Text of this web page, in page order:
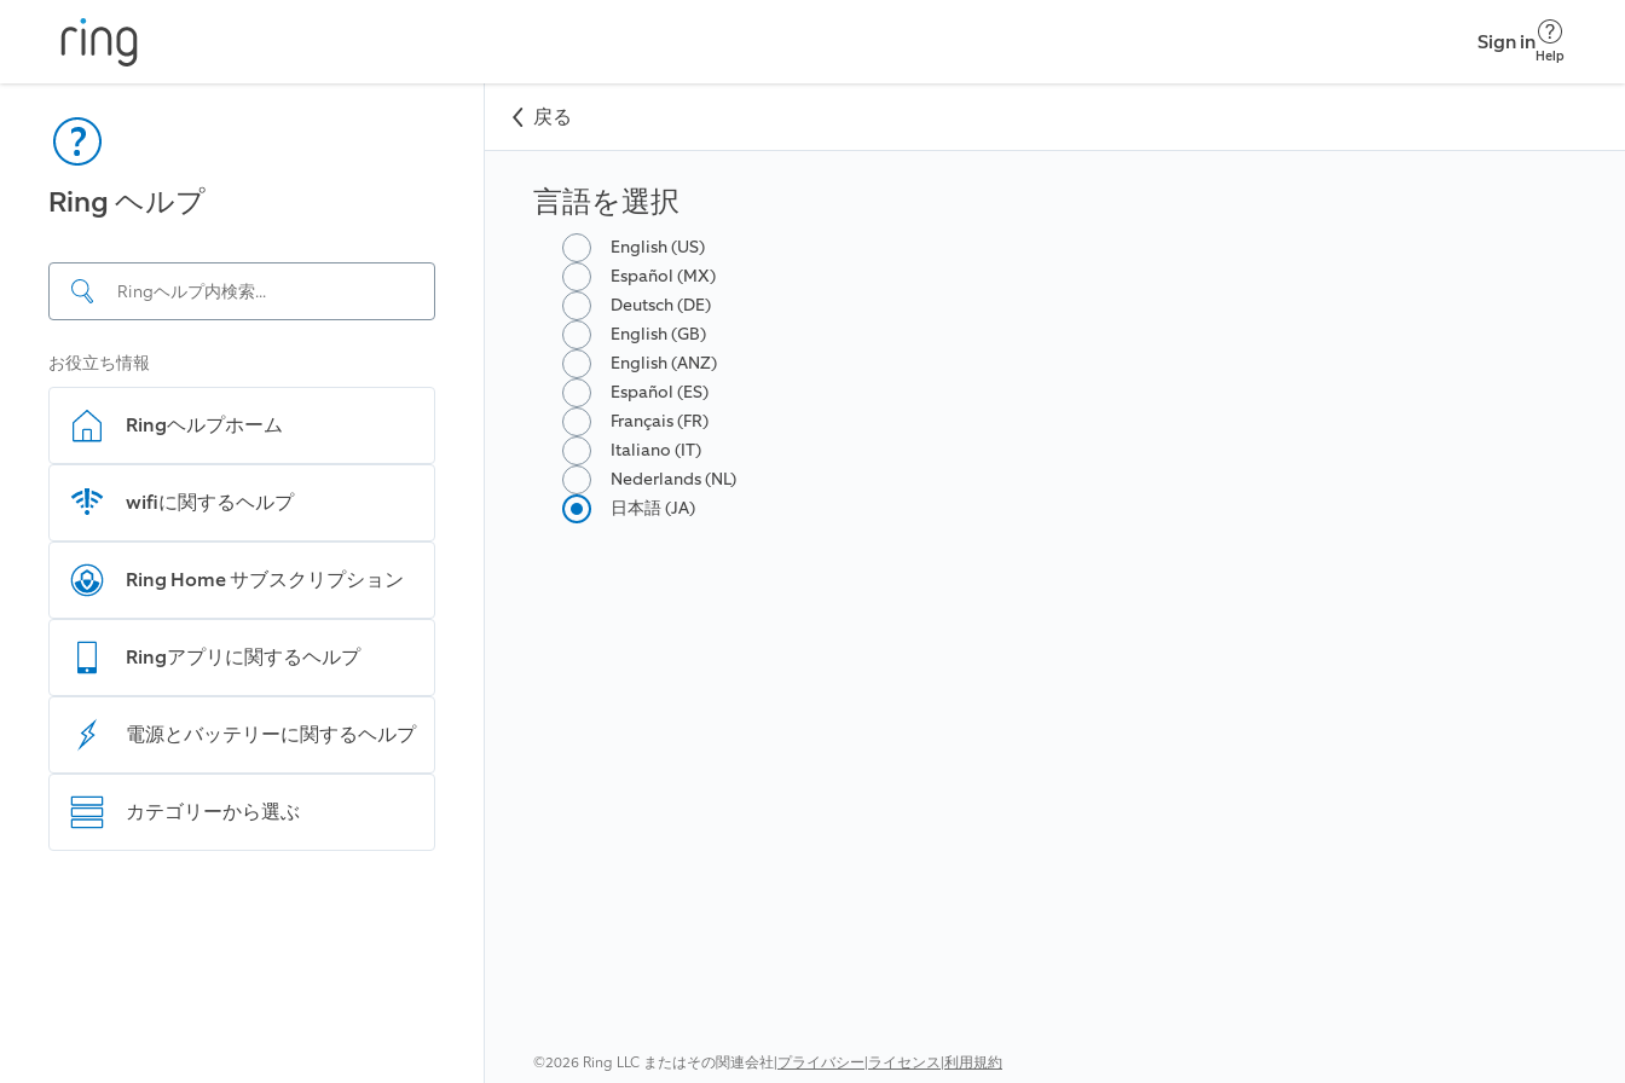
Sign in
Help
Ring ヘルプ
お役立ち情報
Ring‍ヘルプホーム
wifiに関するヘルプ
Ring Home サブスクリプション
Ringアプリに関するヘルプ
電源とバッテリーに関するヘルプ
カテゴリ‍ーから選ぶ
戻る
言語を選択
English (US)
Español (MX)
Deutsch (DE)
English (GB)
English (ANZ)
Español (ES)
Français (FR)
Italiano (IT)
Nederlands (NL)
日本語 (JA)
©2026 Ring LLC またはその関連会社|プライバシー|ライセンス|利用規約